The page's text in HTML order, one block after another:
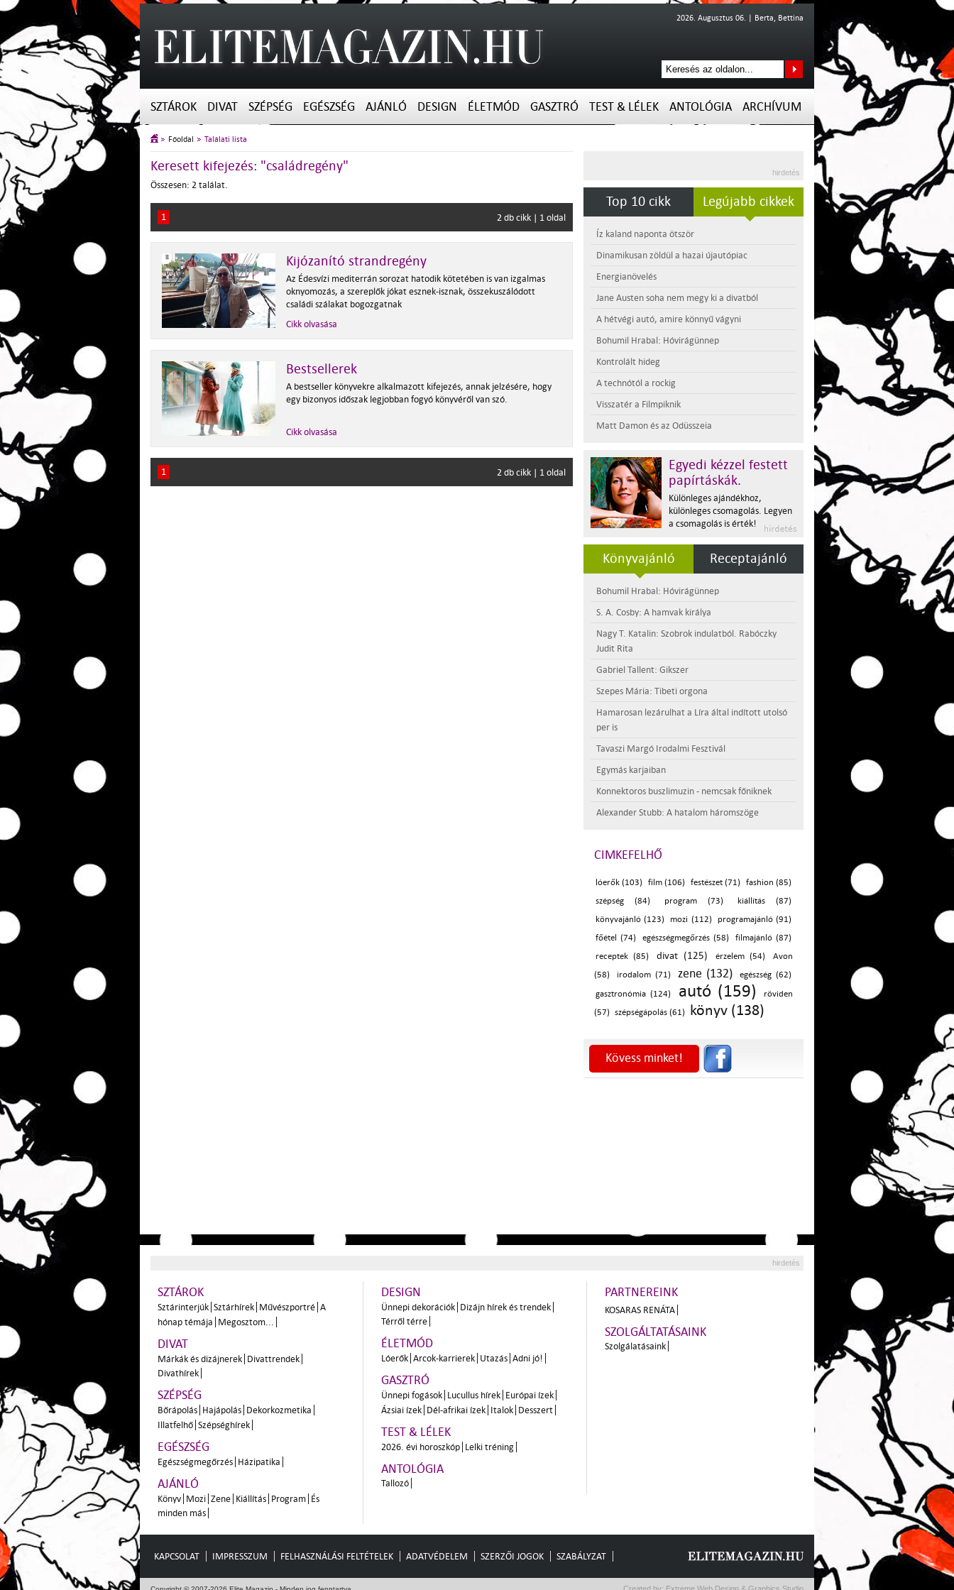
2026. Augusztus 06. | Berta, Bettina
SZTÁROK DIVAT SZÉPSÉG EGÉSZSÉG AJÁNLÓ DESIGN ÉLETMÓD GASZTRÓ TEST & LÉLEK ANTOLÓGIA ARCHÍVUM
Főoldal Találati lista
Keresett kifejezés: "családregény"
Összesen: 2 találat.
1 2 db cikk | 1 oldal
Kijózanító strandregény
Az Édesvízi mediterrán sorozat hatodik kötetében is van izgalmas
oknyomozás, a szereplők jókat esznek-isznak, összekuszálódott
családi szálakat bogozgatnak
Cikk olvasása
Bestsellerek
A bestseller könyvekre alkalmazott kifejezés, annak jelzésére, hogy
egy bizonyos időszak legjobban fogyó könyvéről van szó.
Cikk olvasása
1 2 db cikk | 1 oldal
hirdetés
Top 10 cikk Legújabb cikkek
Íz kaland naponta ötször
Dinamikusan zöldül a hazai újautópiac
Energianövelés
Jane Austen soha nem megy ki a divatból
A hétvégi autó, amire könnyű vágyni
Bohumil Hrabal: Hóvirágünnep
Kontrolált hideg
A technótól a rockig
Visszatér a Filmpiknik
Matt Damon és az Odüsszeia
Egyedi kézzel festett
papírtáskák.
Különleges ajándékhoz,
különleges csomagolás. Legyen
a csomagolás is érték!
Könyvajánló Receptajánló
Bohumil Hrabal: Hóvirágünnep
S. A. Cosby: A hamvak királya
Nagy T. Katalin: Szobrok indulatból. Rabóczky
Judit Rita
Gabriel Tallent: Gikszer
Szepes Mária: Tibeti orgona
Hamarosan lezárulhat a Líra által indított utolsó
per is
Tavaszi Margó Irodalmi Fesztivál
Egymás karjaiban
Konnektoros buszlimuzin - nemcsak főniknek
Alexander Stubb: A hatalom háromszöge
CIMKEFELHŐ
lóerők (103) film (106) festészet (71)
fashion (85)
szépség (84)
program (73)
kiállítás (87)
könyvajánló (123)
mozi (112)
programajánló (91)
főétel (74)
egészségmegőrzés (58)
filmajánló (87)
receptek (85)
divat (125) érzelem (54)
Avon
(58)
irodalom (71) zene (132) egészség (62)
gasztronómia (124) autó (159)
röviden
(57)
szépségápolás (61) könyv (138)
Kövess minket!
hirdetés
SZTÁROK
Sztárinterjúk Sztárhírek Művészportré A
hónap témája Megosztom...
DIVAT
Márkák és dizájnerek Divattrendek
Divathírek
SZÉPSÉG
Bőrápolás Hajápolás Dekorkozmetika
Illatfelhő Szépséghírek
EGÉSZSÉG
Egészségmegőrzés Házipatika
AJÁNLÓ
Könyv Mozi Zene Kiállítás Program És
minden más
DESIGN
Ünnepi dekorációk Dizájn hírek és trendek
Térről térre
ÉLETMÓD
Lóerők Arcok-karrierek Utazás Adni jó!
GASZTRÓ
Ünnepi fogások Lucullus hírek Európai ízek
Ázsiai ízek Dél-afrikai ízek Italok Desszert
TEST & LÉLEK
2026. évi horoszkóp Lelki tréning
ANTOLÓGIA
Tallozó
PARTNEREINK
KOSARAS RENÁTA
SZOLGÁLTATÁSAINK
Szolgálatásaink
KAPCSOLAT IMPRESSZUM FELHASZNÁLÁSI FELTÉTELEK ADATVÉDELEM SZERZŐI JOGOK SZABÁLYZAT